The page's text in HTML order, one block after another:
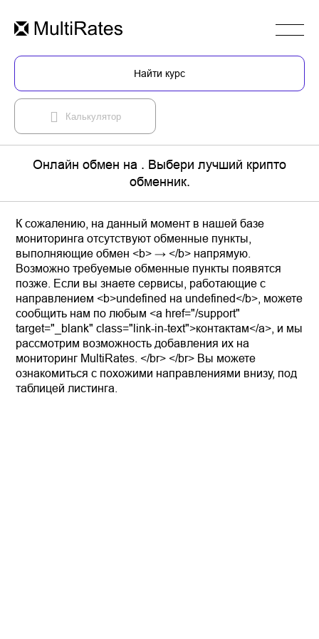
Найти курс
Калькулятор
Онлайн обмен на . Выбери лучший крипто
обменник.
К сожалению, на данный момент в нашей базе
мониторинга отсутствуют обменные пункты,
выполняющие обмен <b> → </b> напрямую.
Возможно требуемые обменные пункты появятся
позже. Если вы знаете сервисы, работающие с
направлением <b>undefined на undefined</b>, можете
сообщить нам по любым <a href="/support"
target="_blank" class="link-in-text">контактам</a>, и мы
рассмотрим возможность добавления их на
мониторинг MultiRates. </br> </br> Вы можете
ознакомиться с похожими направлениями внизу, под
таблицей листинга.